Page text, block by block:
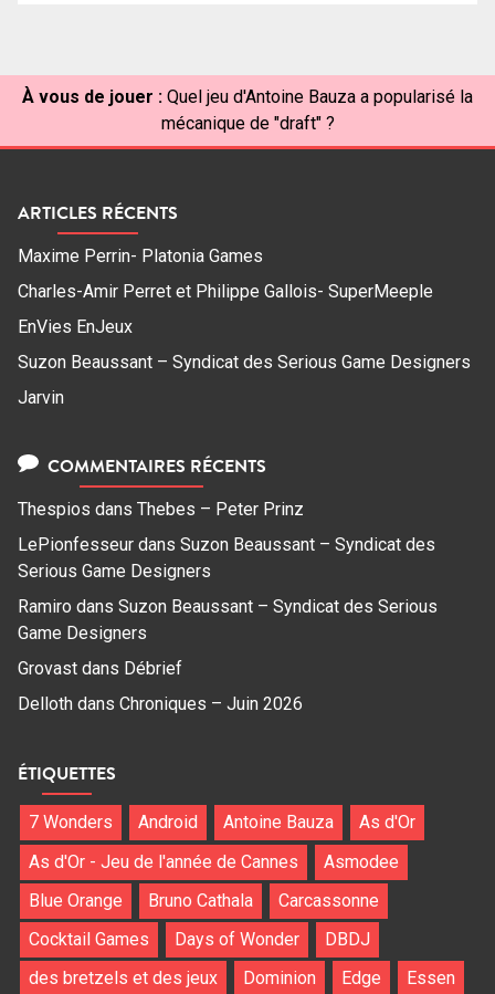
À vous de jouer : Quel jeu d'Antoine Bauza a popularisé la
mécanique de "draft" ?
ARTICLES RÉCENTS
Maxime Perrin- Platonia Games
Charles-Amir Perret et Philippe Gallois- SuperMeeple
EnVies EnJeux
Suzon Beaussant – Syndicat des Serious Game Designers
Jarvin
COMMENTAIRES RÉCENTS
Thespios dans Thebes – Peter Prinz
LePionfesseur dans Suzon Beaussant – Syndicat des
Serious Game Designers
Ramiro dans Suzon Beaussant – Syndicat des Serious
Game Designers
Grovast dans Débrief
Delloth dans Chroniques – Juin 2026
ÉTIQUETTES
7 Wonders Android Antoine Bauza
As d'Or
As d'Or - Jeu de l'année de Cannes
Asmodee
Blue Orange
Bruno Cathala
Carcassonne
Cocktail Games
Days of Wonder
DBDJ
des bretzels et des jeux
Dominion Edge Essen